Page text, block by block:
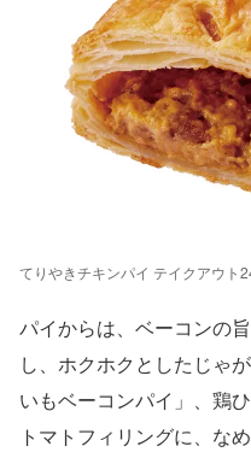
てりやきチキンパイ テイクアウト
パイからは、ベーコンの
し、ホクホクとしたじゃ
いもベーコンパイ」、鶏
トマトフィリングに、な